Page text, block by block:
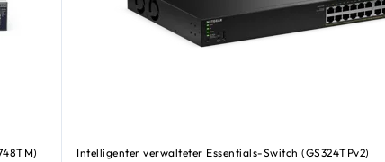
Intelligenter verwalteter Essentials-Switch (GS324TPv2)